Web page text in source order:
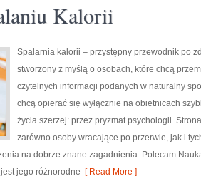
Kalorii
Spalarnia kalorii – przystępny przewodnik po
stworzony z myślą o osobach, które chcą
czytelnych informacji podanych w naturalny
chcą opierać się wyłącznie na obietnicach
życia szerzej: przez pryzmat psychologii.
zarówno osoby wracające po przerwie, jak i
na dobrze znane zagadnienia. Polecam
jego różnorodne [ Read More ]